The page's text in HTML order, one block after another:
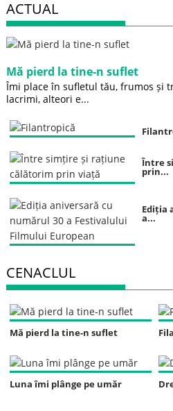
ACTUAL
Mă pierd la tine-n suflet
Îmi place în sufletul tău, frumos și
lacrimi, alteori e...
Între
prin...
Ediția
a...
CENACLUL
Mă pierd la tine-n suflet
Luna îmi plânge pe umăr